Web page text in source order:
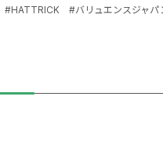
HATTRICK バリュエンスジャパ